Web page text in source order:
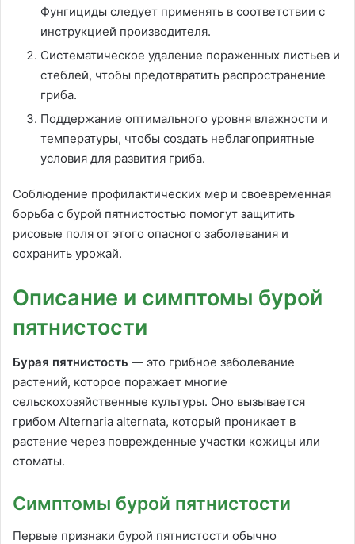
Фунгициды следует применять в соответствии с
инструкцией производителя.
Систематическое удаление пораженных листьев и
стеблей, чтобы предотвратить распространение
гриба.
Поддержание оптимального уровня влажности и
температуры, чтобы создать неблагоприятные
условия для развития гриба.
Соблюдение профилактических мер и своевременная
борьба с бурой пятнистостью помогут защитить
рисовые поля от этого опасного заболевания и
сохранить урожай.
Описание и симптомы бурой
пятнистости
Бурая пятнистость — это грибное заболевание
растений, которое поражает многие
сельскохозяйственные культуры. Оно вызывается
грибом Alternaria alternata, который проникает в
растение через поврежденные участки кожицы или
стоматы.
Симптомы бурой пятнистости
Первые признаки бурой пятнистости обычно